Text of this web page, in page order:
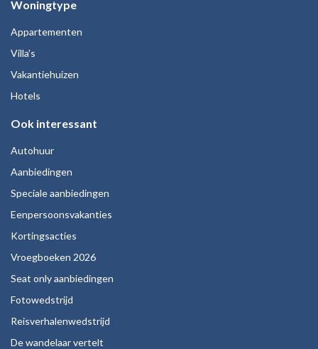
Woningtype
Appartementen
Villa's
Vakantiehuizen
Hotels
Ook interessant
Autohuur
Aanbiedingen
Speciale aanbiedingen
Eenpersoonsvakanties
Kortingsacties
Vroegboeken 2026
Seat only aanbiedingen
Fotowedstrijd
Reisverhalenwedstrijd
De wandelaar vertelt